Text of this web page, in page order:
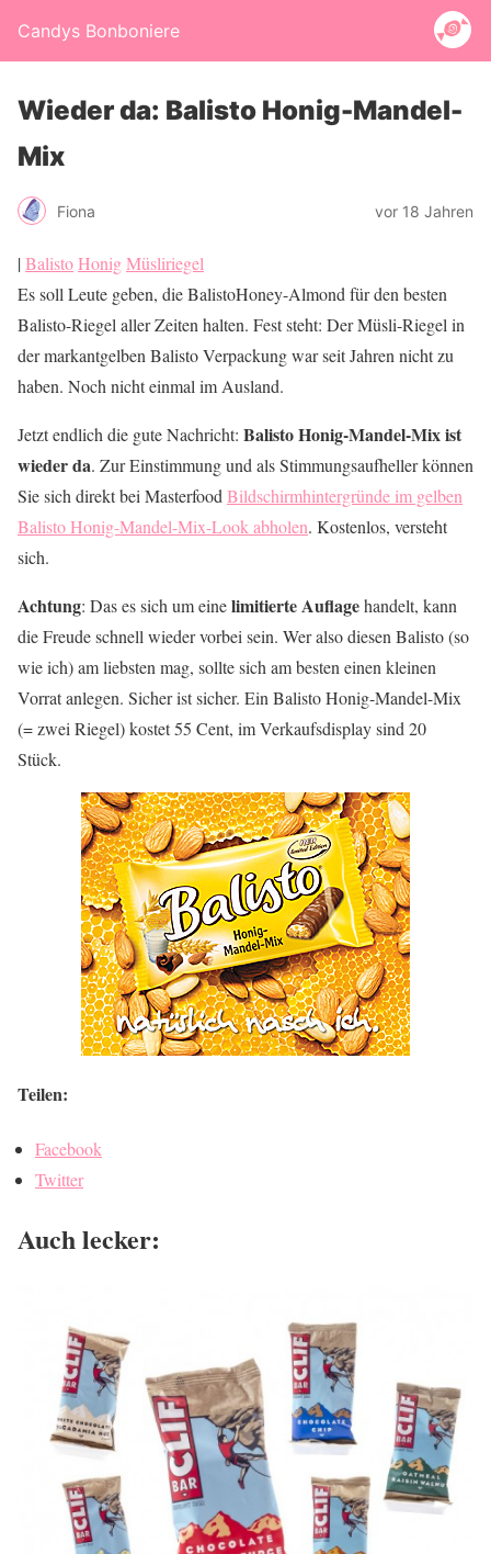
Candys Bonboniere
Wieder da: Balisto Honig-Mandel-
Mix
Fiona vor 18 Jahren
|BalistoHonigMüsliriegel
Es soll Leute geben, die BalistoHoney-Almond für den besten
Balisto-Riegel aller Zeiten halten. Fest steht: Der Müsli-Riegel in
der markantgelben Balisto Verpackung war seit Jahren nicht zu
haben. Noch nicht einmal im Ausland.
Jetzt endlich die gute Nachricht: Balisto Honig-Mandel-Mix ist
wieder da. Zur Einstimmung und als Stimmungsaufheller können
Sie sich direkt bei Masterfood Bildschirmhintergründe im gelben
Balisto Honig-Mandel-Mix-Look abholen. Kostenlos, versteht
sich.
Achtung: Das es sich um einelimitierte Auflagehandelt, kann
die Freude schnell wieder vorbei sein. Wer also diesen Balisto (so
wie ich) am liebsten mag, sollte sich am besten einen kleinen
Vorrat anlegen. Sicher ist sicher. Ein Balisto Honig-Mandel-Mix
(= zwei Riegel) kostet 55 Cent, im Verkaufsdisplay sind 20
Stück.
Teilen:
Facebook
Twitter
Auch lecker: